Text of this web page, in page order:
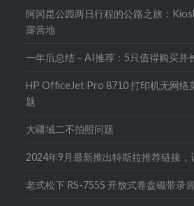
阿冈昆公园两日行程的公路之旅：
露营地
一年后总结 – AI推荐：5只值得购买并
HP OfficeJet Pro 8710 打印机无网络
题
大疆域二不拍照问题
2024年9月最新推出特斯拉推荐链接
老式松下 RS-755S 开放式卷盘磁带录